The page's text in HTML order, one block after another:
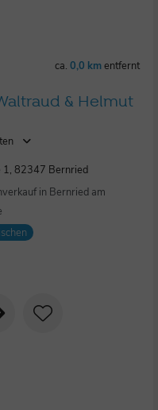
ca.0,0 kmentfernt
& Helmut
1, 82347 Bernried
in Bernried am